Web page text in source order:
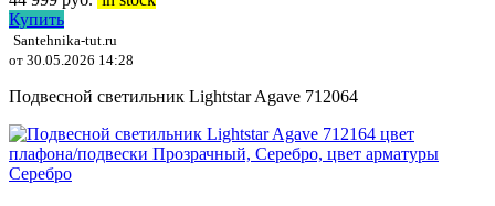
Купить
Santehnika-tut.ru
от 30.05.2026 14:28
Подвесной светильник Lightstar Agave 712064